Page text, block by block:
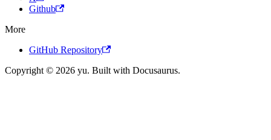
Github
More
GitHub Repository
Copyright © 2026 yu. Built with Docusaurus.